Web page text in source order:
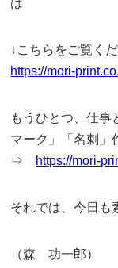
は
↓こちらをご覧くだ
https://mori-
もうひとつ、仕事
マーク」「名刺」
⇒ https://mori-
それでは、今日も
（森 功一郎）